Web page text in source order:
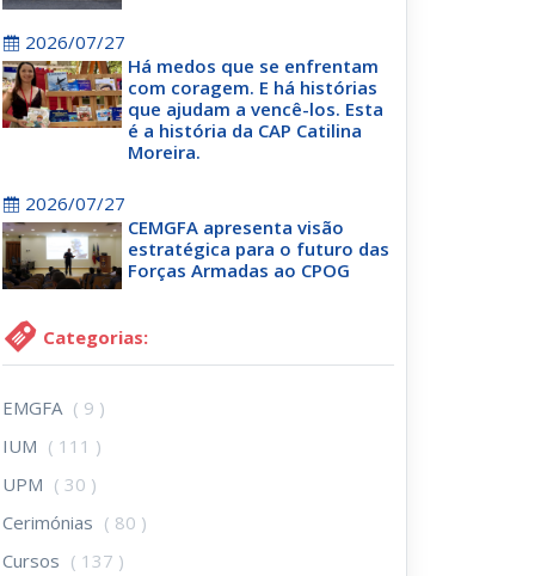
2026/07/27
Há medos que se enfrentam
com coragem. E há histórias
que ajudam a vencê-los. Esta
é a história da CAP Catilina
Moreira.
2026/07/27
CEMGFA apresenta visão
estratégica para o futuro das
Forças Armadas ao CPOG
Categorias:
EMGFA ( 9 )
IUM ( 111 )
UPM ( 30 )
Cerimónias ( 80 )
Cursos ( 137 )